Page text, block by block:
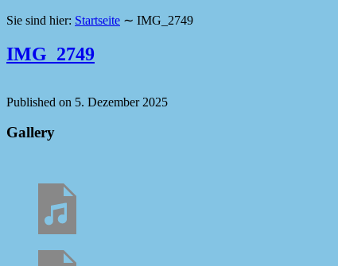
Sie sind hier: Startseite ∼ IMG_2749
IMG_2749
Published on 5. Dezember 2025
Gallery